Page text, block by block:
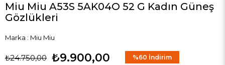
Miu Miu A53S 5AK04O 52 G Kadın Güneş
Gözlükleri
Marka : Miu Miu
₺24.750,00 ₺9.900,00 %60 İndirim